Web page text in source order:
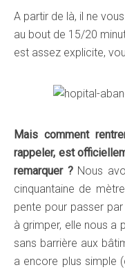
A partir de là, il ne
au bout de 15/20
est assez explicite,
Mais comment
rappeler, est
remarquer ?Nous
cinquantaine de
pente pour passer
à grimper, elle nous a
sans barrière aux
a encore plus simple